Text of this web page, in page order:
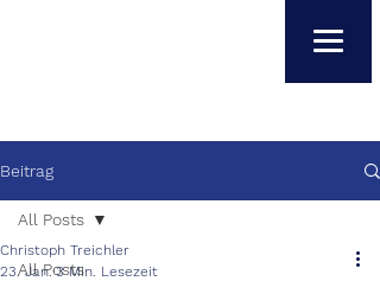
Beitrag
All Posts
All Posts
Christoph Treichler
23. Jan. 3 Min. Lesezeit